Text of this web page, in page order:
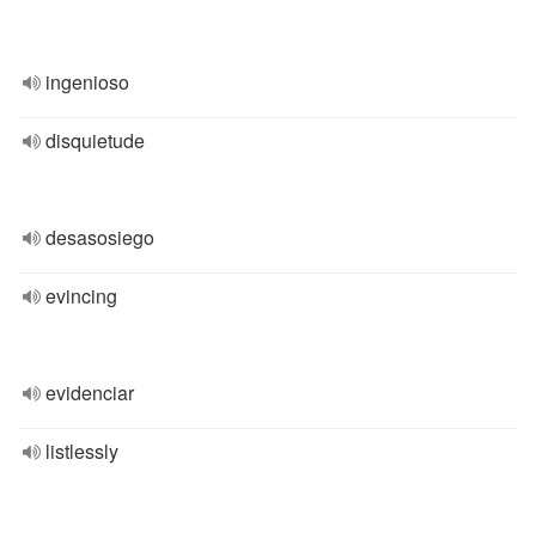
ingenioso
disquietude
desasosiego
evincing
evidenciar
listlessly